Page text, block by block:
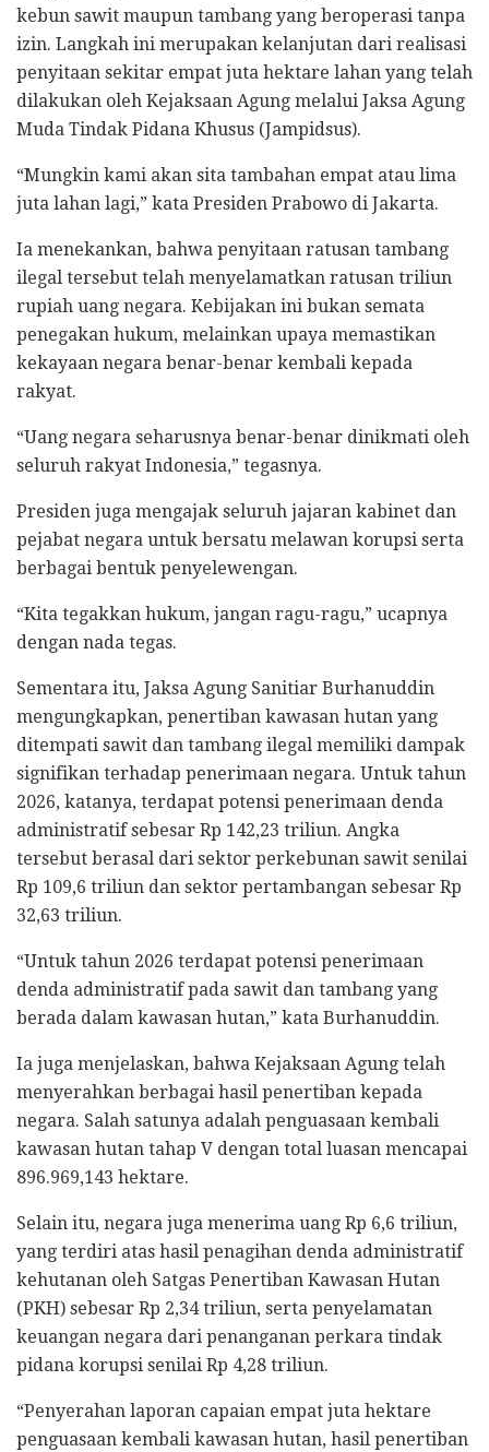
kebun sawit maupun tambang yang beroperasi tanpa
izin. Langkah ini merupakan kelanjutan dari realisasi
penyitaan sekitar empat juta hektare lahan yang telah
dilakukan oleh Kejaksaan Agung melalui Jaksa Agung
Muda Tindak Pidana Khusus (Jampidsus).
“Mungkin kami akan sita tambahan empat atau lima
juta lahan lagi,” kata Presiden Prabowo di Jakarta.
Ia menekankan, bahwa penyitaan ratusan tambang
ilegal tersebut telah menyelamatkan ratusan triliun
rupiah uang negara. Kebijakan ini bukan semata
penegakan hukum, melainkan upaya memastikan
kekayaan negara benar-benar kembali kepada
rakyat.
“Uang negara seharusnya benar-benar dinikmati oleh
seluruh rakyat Indonesia,” tegasnya.
Presiden juga mengajak seluruh jajaran kabinet dan
pejabat negara untuk bersatu melawan korupsi serta
berbagai bentuk penyelewengan.
“Kita tegakkan hukum, jangan ragu-ragu,” ucapnya
dengan nada tegas.
Sementara itu, Jaksa Agung Sanitiar Burhanuddin
mengungkapkan, penertiban kawasan hutan yang
ditempati sawit dan tambang ilegal memiliki dampak
signifikan terhadap penerimaan negara. Untuk tahun
2026, katanya, terdapat potensi penerimaan denda
administratif sebesar Rp 142,23 triliun. Angka
tersebut berasal dari sektor perkebunan sawit senilai
Rp 109,6 triliun dan sektor pertambangan sebesar Rp
32,63 triliun.
“Untuk tahun 2026 terdapat potensi penerimaan
denda administratif pada sawit dan tambang yang
berada dalam kawasan hutan,” kata Burhanuddin.
Ia juga menjelaskan, bahwa Kejaksaan Agung telah
menyerahkan berbagai hasil penertiban kepada
negara. Salah satunya adalah penguasaan kembali
kawasan hutan tahap V dengan total luasan mencapai
896.969,143 hektare.
Selain itu, negara juga menerima uang Rp 6,6 triliun,
yang terdiri atas hasil penagihan denda administratif
kehutanan oleh Satgas Penertiban Kawasan Hutan
(PKH) sebesar Rp 2,34 triliun, serta penyelamatan
keuangan negara dari penanganan perkara tindak
pidana korupsi senilai Rp 4,28 triliun.
“Penyerahan laporan capaian empat juta hektare
penguasaan kembali kawasan hutan, hasil penertiban